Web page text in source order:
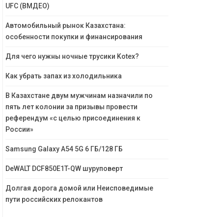
UFC (ВМДЕО)
Автомобильный рынок Казахстана:
особенности покупки и финансирования
Для чего нужны ночные трусики Kotex?
Как убрать запах из холодильника
В Казахстане двум мужчинам назначили по
пять лет колонии за призывы провести
референдум «с целью присоединения к
России»
Samsung Galaxy A54 5G 6 ГБ/128 ГБ
DeWALT DCF850E1T-QW шуруповерт
Долгая дорога домой или Неисповедимые
пути российских релокантов